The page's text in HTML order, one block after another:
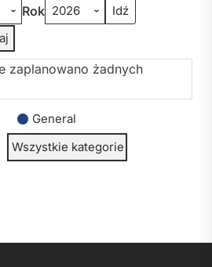
Rok
zaplanowano żadnych
General
Wszystkie kategorie